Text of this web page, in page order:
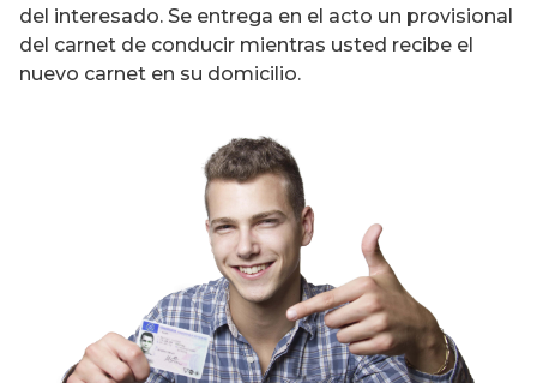
del interesado. Se entrega en el acto un provisional
del carnet de conducir mientras usted recibe el
nuevo carnet en su domicilio.